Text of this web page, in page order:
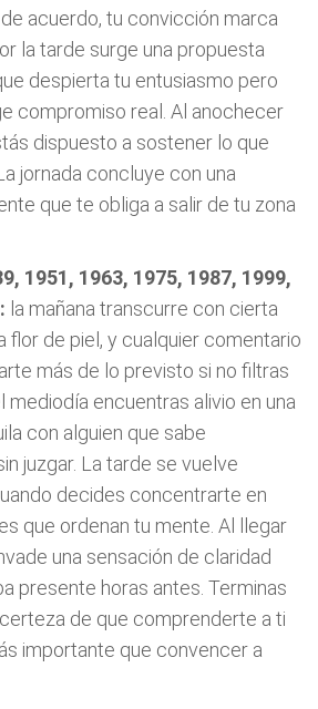
acuerdo, tu convicción marca
la tarde surge una propuesta
despierta tu entusiasmo pero
compromiso real. Al anochecer
dispuesto a sostener lo que
jornada concluye con una
que te obliga a salir de tu zona
1951, 1963, 1975, 1987, 1999,
la mañana transcurre con cierta
flor de piel, y cualquier comentario
más de lo previsto si no filtras
mediodía encuentras alivio en una
con alguien que sabe
juzgar. La tarde se vuelve
decides concentrarte en
que ordenan tu mente. Al llegar
una sensación de claridad
presente horas antes. Terminas
de que comprenderte a ti
importante que convencer a